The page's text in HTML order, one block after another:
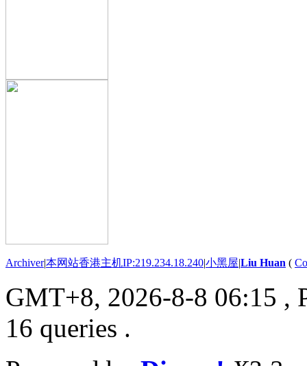
Archiver|本网站香港主机IP:219.234.18.240|小黑屋|Liu Huan (
GMT+8, 2026-8-8 06:15 ,
16 queries .